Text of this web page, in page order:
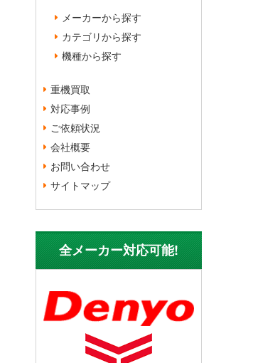
メーカーから探す
カテゴリから探す
機種から探す
重機買取
対応事例
ご依頼状況
会社概要
お問い合わせ
サイトマップ
全メーカー対応可能!